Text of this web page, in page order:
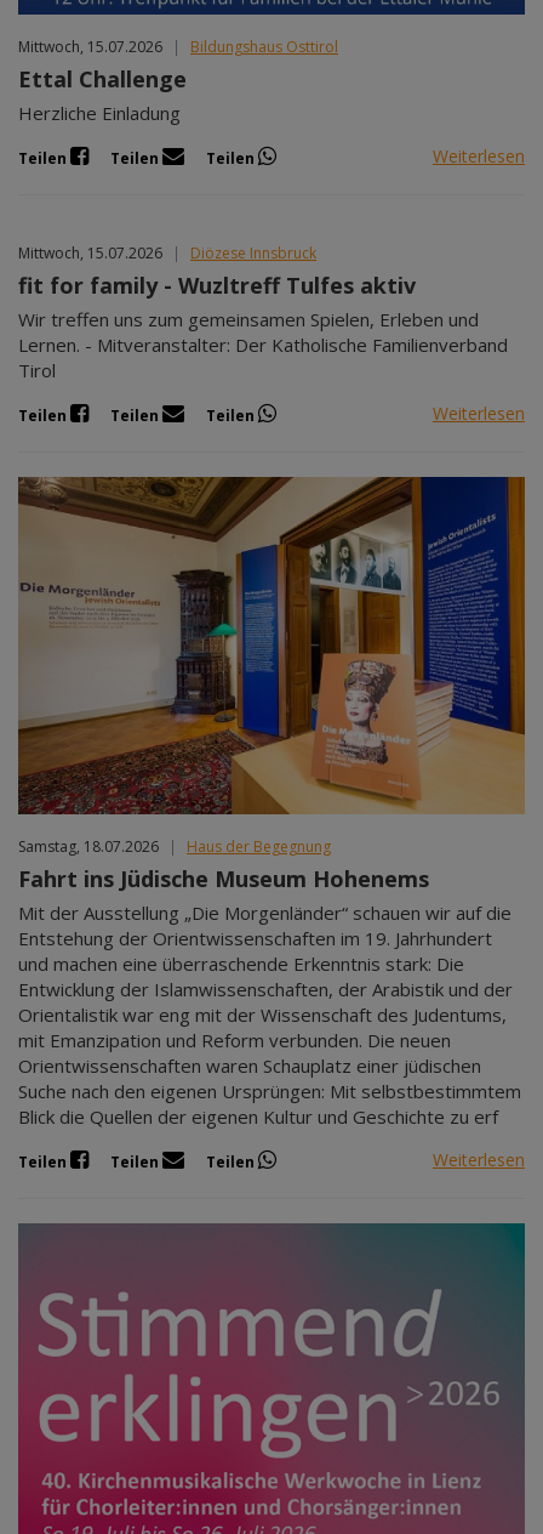
Mittwoch, 15.07.2026 | Bildungshaus Osttirol
Ettal Challenge
Herzliche Einladung
Teilen Teilen Teilen Weiterlesen
Mittwoch, 15.07.2026 | Diözese Innsbruck
fit for family - Wuzltreff Tulfes aktiv
Wir treffen uns zum gemeinsamen Spielen, Erleben und
Lernen. - Mitveranstalter: Der Katholische Familienverband
Tirol
Teilen Teilen Teilen Weiterlesen
Samstag, 18.07.2026 | Haus der Begegnung
Fahrt ins Jüdische Museum Hohenems
Mit der Ausstellung „Die Morgenländer“ schauen wir auf die
Entstehung der Orientwissenschaften im 19. Jahrhundert
und machen eine überraschende Erkenntnis stark: Die
Entwicklung der Islamwissenschaften, der Arabistik und der
Orientalistik war eng mit der Wissenschaft des Judentums,
mit Emanzipation und Reform verbunden. Die neuen
Orientwissenschaften waren Schauplatz einer jüdischen
Suche nach den eigenen Ursprüngen: Mit selbstbestimmtem
Blick die Quellen der eigenen Kultur und Geschichte zu erf
Teilen Teilen Teilen Weiterlesen